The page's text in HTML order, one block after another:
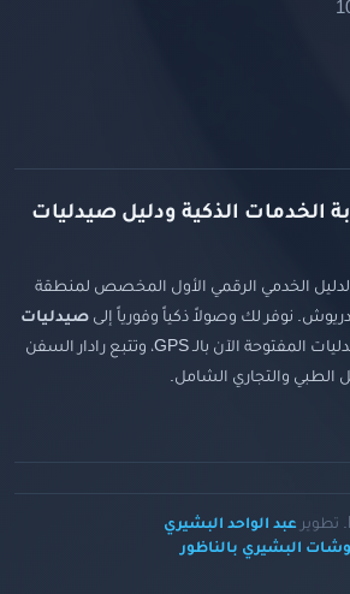
الخدمات الذكية ودليل صيدليات
الخدمي الرقمي الأول المخصص لمنطقة
نوفر لك وصولاً ذكياً وفورياً إلى صيدليات
والصيدليات المفتوحة الآن بالـ GPS، وتتبع رادار السفن
الطبي والتجاري الشامل.
عبد الواحد البشيري
البشيري بالناظور